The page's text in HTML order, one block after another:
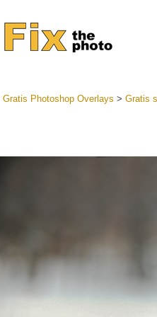
Gratis Photoshop Overlays > Gratis